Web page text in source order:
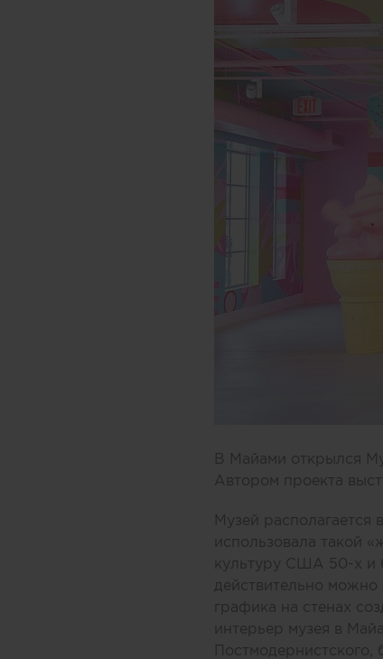
В Майами открылся
Автором проекта
Музей
использовала такой
культуру США 50-х и
действительно
графика на стенах
интерьер музея в
Постмодернистского,